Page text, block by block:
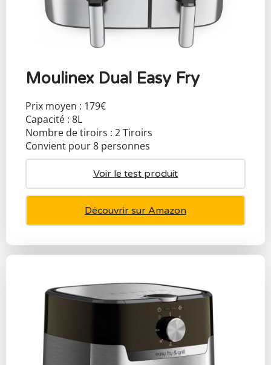
Moulinex Dual Easy Fry
Prix moyen : 179€
Capacité : 8L
Nombre de tiroirs : 2 Tiroirs
Convient pour 8 personnes
Voir le test produit
Découvrir sur Amazon